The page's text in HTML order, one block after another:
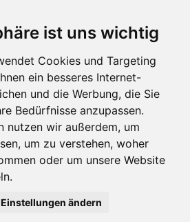
ist uns wichtig
Cookies und Targeting
ein besseres Internet-
und die Werbung, die Sie
Bedürfnisse anzupassen.
nutzen wir außerdem, um
um zu verstehen, woher
oder um unsere Website
Einstellungen ändern